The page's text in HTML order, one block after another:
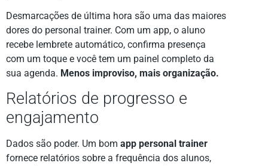
Desmarcações de última hora são uma das maiores
dores do personal trainer. Com um app, o aluno
recebe lembrete automático, confirma presença
com um toque e você tem um painel completo da
sua agenda. Menos improviso, mais organização.
Relatórios de progresso e
engajamento
Dados são poder. Um bom app personal trainer
fornece relatórios sobre a frequência dos alunos,